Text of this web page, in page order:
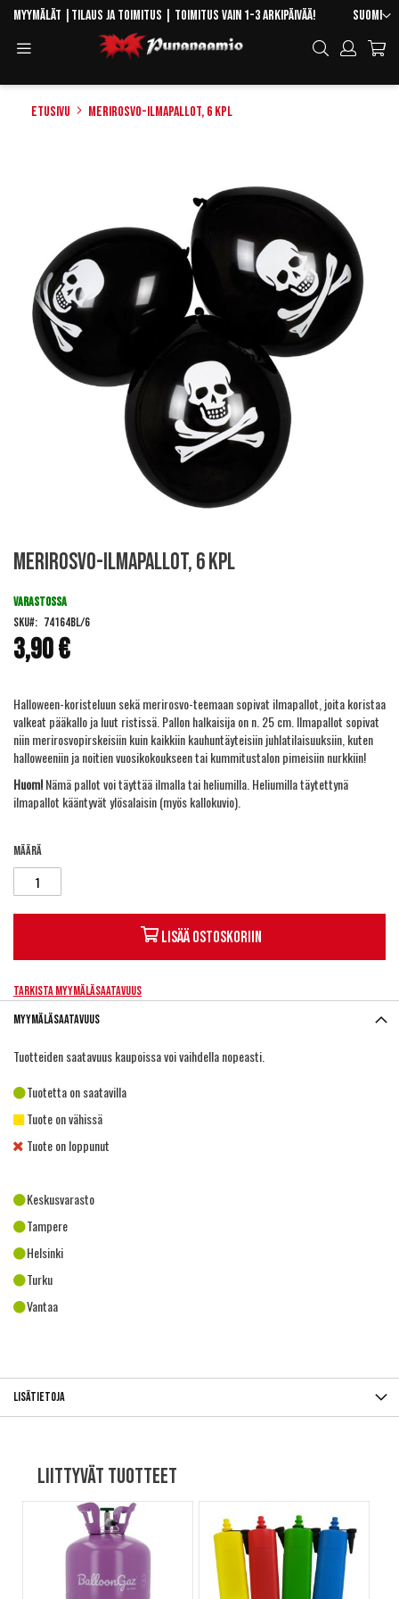
Skip
Content
Kieli
Suomi
Myymälät Tilaus ja toimitus | Toimitus vain 1-3 arkipäivää!
Hae
Etusivu Merirosvo-ilmapallot, 6 kpl
images
gallery
to
beginning
the
images
gallery
Merirosvo-ilmapallot, 6 kpl
3,90 €
VARASTOSSA
SKU
74164BL/6
Halloween-koristeluun sekä merirosvo-teemaan sopivat ilmapallot, joita koristaa
valkeat pääkallo ja luut ristissä. Pallon halkaisija on n. 25 cm. Ilmapallot sopivat
niin merirosvopirskeisiin kuin kaikkiin kauhuntäyteisiin juhlatilaisuuksiin, kuten
halloweeniin ja noitien vuosikokoukseen tai kummitustalon pimeisiin nurkkiin!
Huom!Nämä pallot voi täyttää ilmalla taiheliumilla . Heliumilla täytettynä
ilmapallot kääntyvät ylösalaisin (myös kallokuvio).
Määrä
Lisää ostoskoriin
Tarkista myymäläsaatavuus
Myymäläsaatavuus
Tuotteiden saatavuus kaupoissa voi vaihdella nopeasti.
Tuotetta on saatavilla
Tuote on vähissä
Tuote on loppunut
Keskusvarasto
Tampere
Helsinki
Turku
Vantaa
Lisätietoja
Liittyvät tuotteet